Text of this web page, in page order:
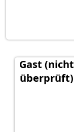
Gast (nicht
überprüft)